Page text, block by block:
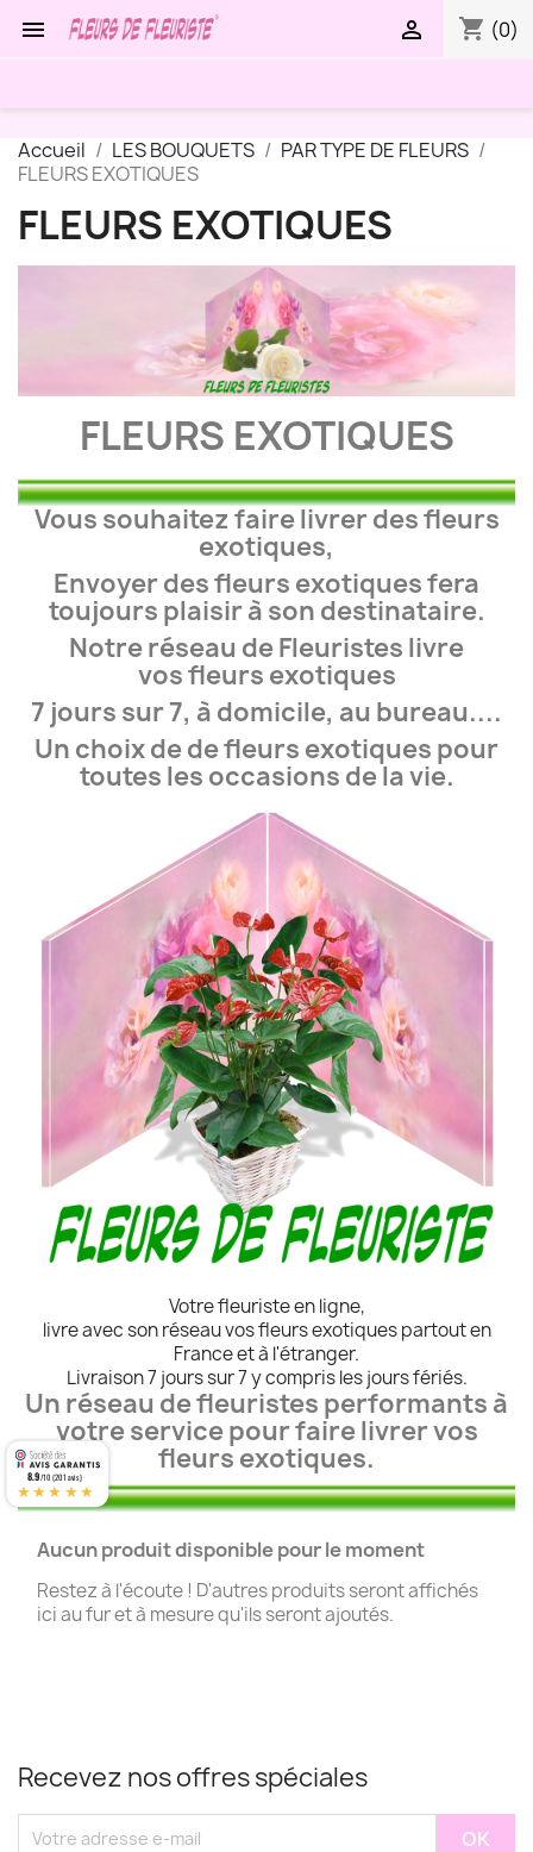
 shopping_cart (0)

Accueil LES BOUQUETS
PAR TYPE DE FLEURS
FLEURS EXOTIQUES
FLEURS EXOTIQUES
FLEURS EXOTIQUES
Vous souhaitez faire livrer des fleurs
exotiques,
Envoyer des fleurs exotiques fera
toujours plaisir à son destinataire.
Notre réseau de Fleuristes livre
vos fleurs exotiques
7 jours sur 7, à domicile, au bureau....
Un choix de de fleurs exotiques pour
toutes les occasions de la vie.
Votre fleuriste en ligne,
livre avec son réseau vos fleurs exotiques partout en
France et à l'étranger.
Livraison 7 jours sur 7 y compris les jours fériés.
Un réseau de fleuristes performants à
votre service pour faire livrer vos
fleurs exotiques.
Aucun produit disponible pour le moment
Restez à l'écoute ! D'autres produits seront affichés
ici au fur et à mesure qu'ils seront ajoutés.
Recevez nos offres spéciales
8.9/10 (201 avis)
★★★★★